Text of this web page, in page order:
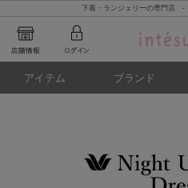
下着・ランジェリーの専門店
アイテム ブランド